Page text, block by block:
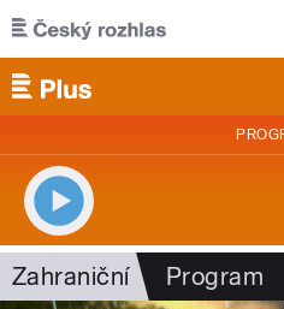
Přejít k hlavnímu obsahu
Zahraniční Program